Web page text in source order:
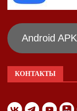
Android APK
КОНТАКТЫ